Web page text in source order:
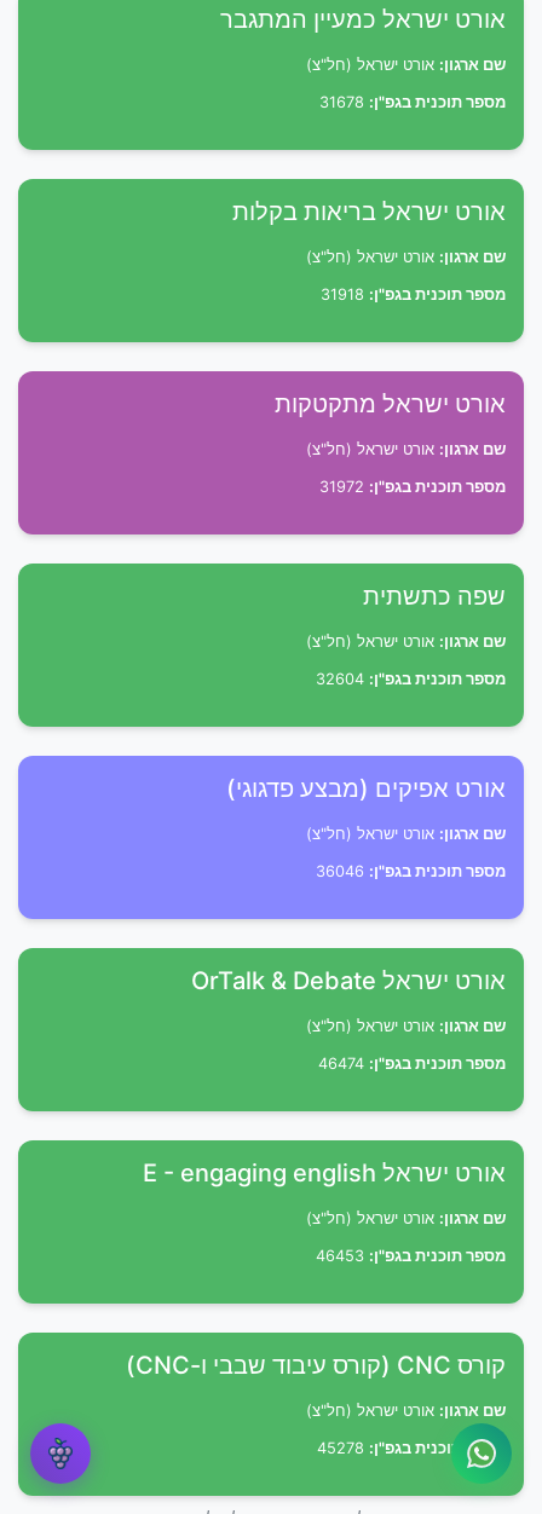
אורט ישראל כמעיין המתגבר
שם ארגון: אורט ישראל (חל"צ)
מספר תוכנית בגפ"ן:
אורט ישראל בריאות בקלות
שם ארגון: אורט ישראל (חל"צ)
מספר תוכנית בגפ"ן:
אורט ישראל מתקטקות
שם ארגון: אורט ישראל (חל"צ)
מספר תוכנית בגפ"ן:
שפה כתשתית
שם ארגון: אורט ישראל (חל"צ)
מספר תוכנית בגפ"ן:
אורט אפיקים (מבצע פדגוגי)
שם ארגון: אורט ישראל (חל"צ)
מספר תוכנית בגפ"ן:
אורט ישראל OrTalk & Debate
שם ארגון: אורט ישראל (חל"צ)
מספר תוכנית בגפ"ן:
אורט ישראל E - engaging english
שם ארגון: אורט ישראל (חל"צ)
מספר תוכנית בגפ"ן:
קורס CNC (קורס עיבוד שבבי ו-CNC)
שם ארגון: אורט ישראל (חל"צ)
מספר תוכנית בגפ"ן: